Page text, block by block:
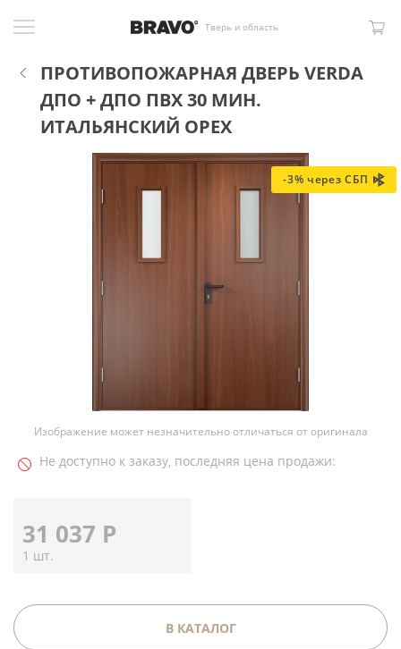
Тверь и область
ПРОТИВОПОЖАРНАЯ ДВЕРЬ VERDA
ДПО + ДПО ПВХ 30 МИН.
ИТАЛЬЯНСКИЙ ОРЕХ
-3% через СБП
Изображение может незначительно отличаться от оригинала
Не доступно к заказу, последняя цена продажи:
31 037 Р
1 шт.
В КАТАЛОГ